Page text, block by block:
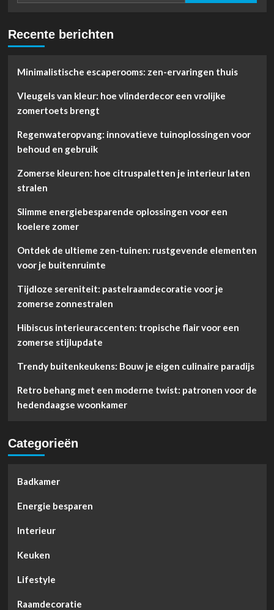
Recente berichten
Minimalistische escaperooms: zen-ervaringen thuis
Vleugels van kleur: hoe vlinderdecor een vrolijke
zomertoets brengt
Regenwateropvang: innovatieve tuinoplossingen voor
behoud en gebruik
Zomerse kleuren: hoe citruspaletten je interieur laten
stralen
Slimme energiebesparende oplossingen voor een
koelere zomer
Ontdek de ultieme zen-tuinen: rustgevende elementen
voor je buitenruimte
Tijdloze sereniteit: pastelraamdecoratie voor je
zomerse zonnestralen
Hibiscus interieuraccenten: tropische flair voor een
zomerse stijlupdate
Trendy buitenkeukens: Bouw je eigen culinaire paradijs
Retro behang met een moderne twist: patronen voor de
hedendaagse woonkamer
Categorieën
Badkamer
Energie besparen
Interieur
Keuken
Lifestyle
Raamdecoratie